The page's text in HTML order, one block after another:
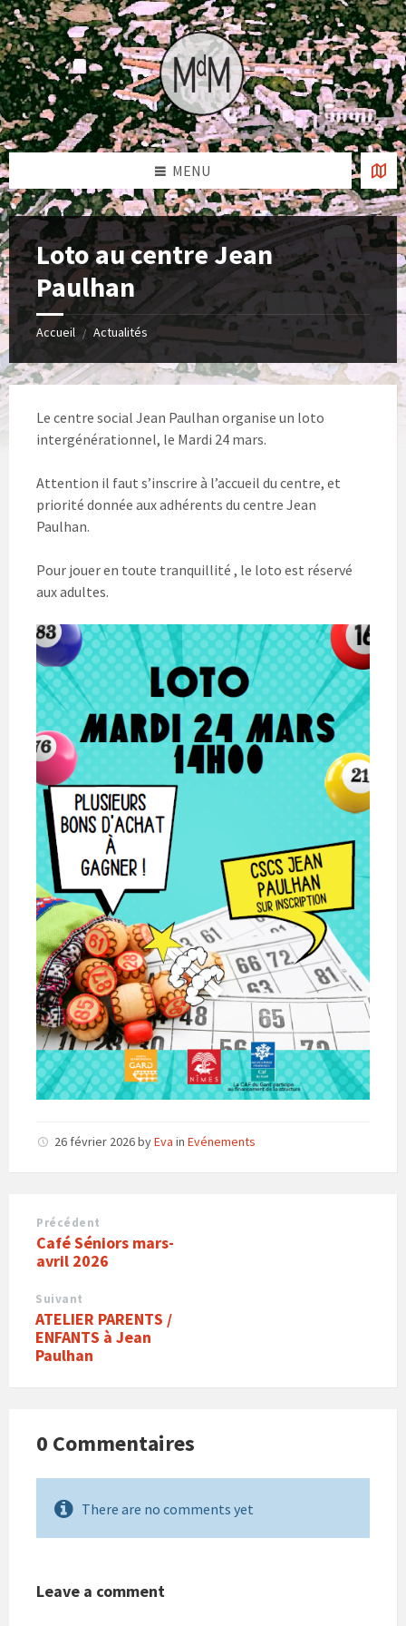
Skip
to
content
Skip
to
left
sidebar
Skip
to
footer
MENU
Loto au centre Jean
Paulhan
Accueil / Actualités
Le centre social Jean Paulhan organise un loto
intergénérationnel, le Mardi 24 mars.
Attention il faut s’inscrire à l’accueil du centre, et
priorité donnée aux adhérents du centre Jean
Paulhan.
Pour jouer en toute tranquillité , le loto est réservé
aux adultes.
26 février 2026byEva in Evénements
Précédent
Café Séniors mars-
avril 2026
Suivant
ATELIER PARENTS /
ENFANTS à Jean
Paulhan
0 Commentaires
There are no comments yet
Leave a comment